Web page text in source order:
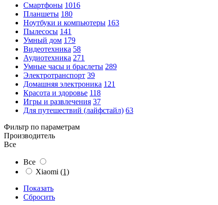
Смартфоны 1016
Планшеты 180
Ноутбуки и компьютеры 163
Пылесосы 141
Умный дом 179
Видеотехника 58
Аудиотехника 271
Умные часы и браслеты 289
Электротранспорт 39
Домашняя электроника 121
Красота и здоровье 118
Игры и развлечения 37
Для путешествий (лайфстайл) 63
Фильтр по параметрам
Производитель
Все
Все
Xiaomi (1)
Показать
Сбросить